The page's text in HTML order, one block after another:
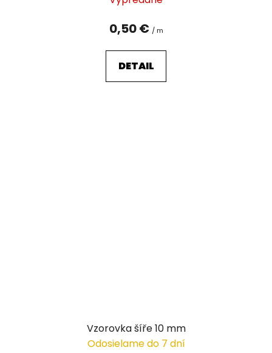
0,50 € / m
DETAIL
Vzorovka šíře 10 mm
Odosielame do 7 dní